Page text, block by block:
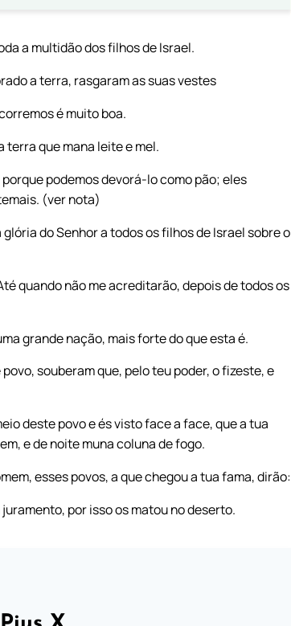
a multidão dos filhos de Israel.
a terra, rasgaram as suas vestes
é muito boa.
terra que mana leite e mel.
podemos devorá-lo como pão; eles
(ver nota)
do Senhor a todos os filhos de Israel sobre o
quando não me acreditarão, depois de todos os
grande nação, mais forte do que esta é.
souberam que, pelo teu poder, o fizeste, e
deste povo e és visto face a face, que a tua
e de noite muna coluna de fogo.
esses povos, a que chegou a tua fama, dirão:
por isso os matou no deserto.